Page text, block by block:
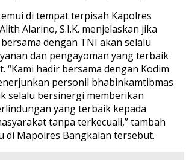
di tempat terpisah Kapolres
Alarino, S.I.K. menjelaskan jika
dengan TNI akan selalu
dan pengayoman yang terbaik
“Kami hadir bersama dengan Kodim
personil bhabinkamtibmas
selalu bersinergi memberikan
yang terbaik kepada
tanpa terkecuali,” tambah
di Mapolres Bangkalan tersebut.